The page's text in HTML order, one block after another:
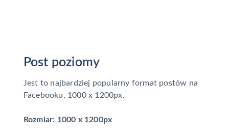
Post poziomy
Jest to najbardziej popularny format postów na
Facebooku, 1000 x 1200px.
Rozmiar: 1000 x 1200px